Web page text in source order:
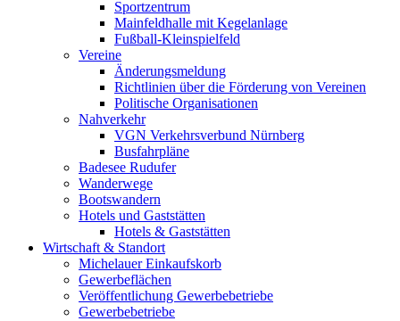
Sportzentrum
Mainfeldhalle mit Kegelanlage
Fußball-Kleinspielfeld
Vereine
Änderungsmeldung
Richtlinien über die Förderung von Vereinen
Politische Organisationen
Nahverkehr
VGN Verkehrsverbund Nürnberg
Busfahrpläne
Badesee Rudufer
Wanderwege
Bootswandern
Hotels und Gaststätten
Hotels & Gaststätten
Wirtschaft & Standort
Michelauer Einkaufskorb
Gewerbeflächen
Veröffentlichung Gewerbebetriebe
Gewerbebetriebe